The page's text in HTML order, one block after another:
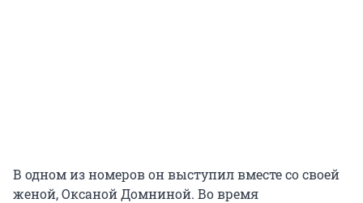
В одном из номеров он выступил вместе со своей
женой, Оксаной Домниной. Во время